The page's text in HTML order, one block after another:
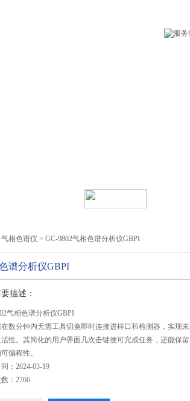
气相色谱仪 > GC-9802气相色谱分析仪GBPI
谱分析仪GBPI
描述：
气相色谱分析仪GBPI
在数分钟内无需工具切换即时连接进样口和检测器，实现未
性。其简化的用户界面几次击键便可完成任务，还能保留
编程性。
：2024-03-19
：2766